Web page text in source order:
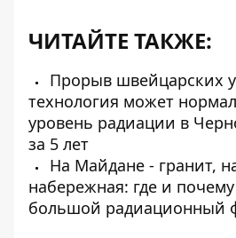
ЧИТАЙТЕ ТАКЖЕ:
Прорыв швейцарских
технология может
уровень радиации в
за 5 лет
На Майдане - гранит,
набережная: где и
большой радиационный